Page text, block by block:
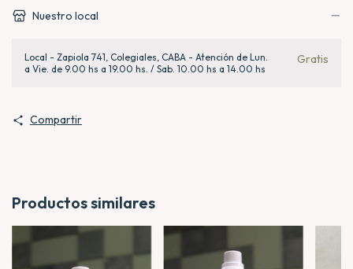
Nuestro local
Local - Zapiola 741, Colegiales, CABA - Atención de Lun.
a Vie. de 9.00 hs a 19.00 hs. / Sab. 10.00 hs a 14.00 hs
Gratis
Compartir
Productos similares